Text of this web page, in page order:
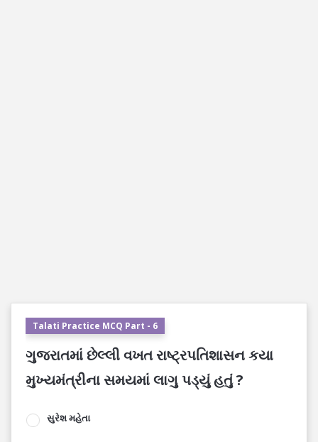
Talati Practice MCQ Part - 6
ગુજરાતમાં છેલ્લી વખત રાષ્ટ્રપતિશાસન કયા
મુખ્યમંત્રીના સમયમાં લાગુ પડ્યું હતું ?
સુરેશ મહેતા